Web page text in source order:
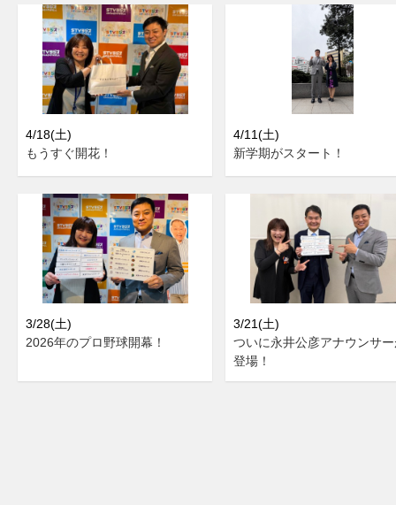
4/18(土)
もうすぐ開花！
4/11(土)
新学期がスタート！
3/28(土)
2026年のプロ野球開幕！
3/21(土)
ついに永井公彦アナウンサ
登場！